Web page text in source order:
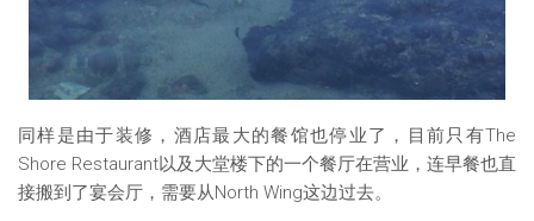
同样是由于装修，酒店最大的餐馆也停业了，目前只有The
Shore Restaurant以及大堂楼下的一个餐厅在营业，连早餐也直
接搬到了宴会厅，需要从North Wing这边过去。